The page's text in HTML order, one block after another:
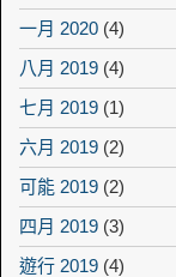
一月 2020 (4)
八月 2019 (4)
七月 2019 (1)
六月 2019 (2)
可能 2019 (2)
四月 2019 (3)
遊行 2019 (4)